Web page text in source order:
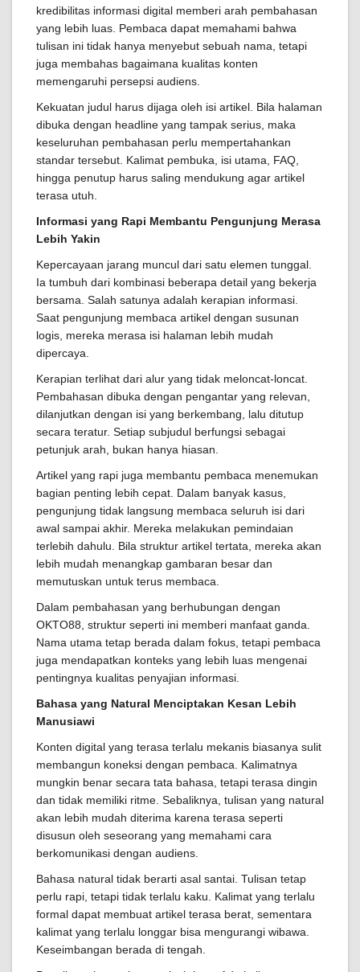
kredibilitas informasi digital memberi arah pembahasan
yang lebih luas. Pembaca dapat memahami bahwa
tulisan ini tidak hanya menyebut sebuah nama, tetapi
juga membahas bagaimana kualitas konten
memengaruhi persepsi audiens.
Kekuatan judul harus dijaga oleh isi artikel. Bila halaman
dibuka dengan headline yang tampak serius, maka
keseluruhan pembahasan perlu mempertahankan
standar tersebut. Kalimat pembuka, isi utama, FAQ,
hingga penutup harus saling mendukung agar artikel
terasa utuh.
Informasi yang Rapi Membantu Pengunjung Merasa
Lebih Yakin
Kepercayaan jarang muncul dari satu elemen tunggal.
Ia tumbuh dari kombinasi beberapa detail yang bekerja
bersama. Salah satunya adalah kerapian informasi.
Saat pengunjung membaca artikel dengan susunan
logis, mereka merasa isi halaman lebih mudah
dipercaya.
Kerapian terlihat dari alur yang tidak meloncat-loncat.
Pembahasan dibuka dengan pengantar yang relevan,
dilanjutkan dengan isi yang berkembang, lalu ditutup
secara teratur. Setiap subjudul berfungsi sebagai
petunjuk arah, bukan hanya hiasan.
Artikel yang rapi juga membantu pembaca menemukan
bagian penting lebih cepat. Dalam banyak kasus,
pengunjung tidak langsung membaca seluruh isi dari
awal sampai akhir. Mereka melakukan pemindaian
terlebih dahulu. Bila struktur artikel tertata, mereka akan
lebih mudah menangkap gambaran besar dan
memutuskan untuk terus membaca.
Dalam pembahasan yang berhubungan dengan
OKTO88, struktur seperti ini memberi manfaat ganda.
Nama utama tetap berada dalam fokus, tetapi pembaca
juga mendapatkan konteks yang lebih luas mengenai
pentingnya kualitas penyajian informasi.
Bahasa yang Natural Menciptakan Kesan Lebih
Manusiawi
Konten digital yang terasa terlalu mekanis biasanya sulit
membangun koneksi dengan pembaca. Kalimatnya
mungkin benar secara tata bahasa, tetapi terasa dingin
dan tidak memiliki ritme. Sebaliknya, tulisan yang natural
akan lebih mudah diterima karena terasa seperti
disusun oleh seseorang yang memahami cara
berkomunikasi dengan audiens.
Bahasa natural tidak berarti asal santai. Tulisan tetap
perlu rapi, tetapi tidak terlalu kaku. Kalimat yang terlalu
formal dapat membuat artikel terasa berat, sementara
kalimat yang terlalu longgar bisa mengurangi wibawa.
Keseimbangan berada di tengah.